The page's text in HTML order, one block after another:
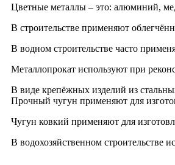
Цветные металлы – это: алюминий,
В строительстве применяют
В водном строительстве часто
Металлопрокат используют при
В виде крепёжных изделий из
Прочный чугун применяют для
Чугун ковкий применяют для
В водохозяйственном строительстве